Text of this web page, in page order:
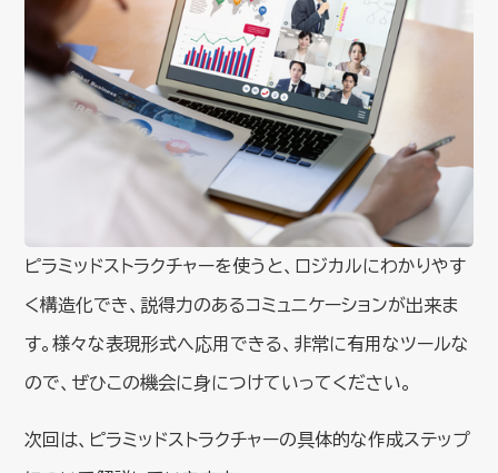
ピラミッドストラクチャーを使うと、ロジカルにわかりやす
く構造化でき、説得力のあるコミュニケーションが出来ま
す。様々な表現形式へ応用できる、非常に有用なツールな
ので、ぜひこの機会に身につけていってください。
次回は、ピラミッドストラクチャーの具体的な作成ステップ